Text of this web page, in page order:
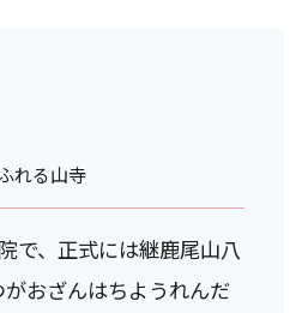
れる山寺
で、正式には継鹿尾山八
おざんはちようれんだ